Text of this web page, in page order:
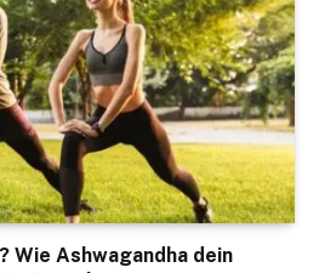
Wie Ashwagandha dein